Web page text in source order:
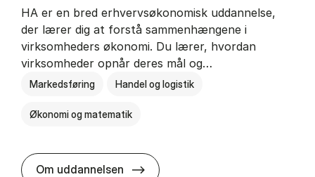
HA er en bred erhvervsøkonomisk uddannelse,
der lærer dig at forstå sammenhængene i
virksomheders økonomi. Du lærer, hvordan
virksomheder opnår deres mål og…
Markedsføring Handel og logistik
Økonomi og matematik
Om uddannelsen HA al­men erhvervs­økonomi